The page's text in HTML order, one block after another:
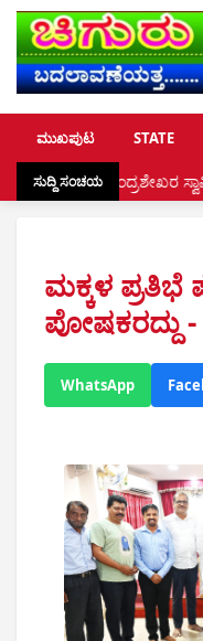
ಮುಖಪುಟ STATE
ಸುದ್ದಿ ಸಂಚಯ
ಸ್ವಾಮೀಜಿ,
ಮಕ್ಕಳ
ಪೋಷಕರದ್ದು
WhatsApp